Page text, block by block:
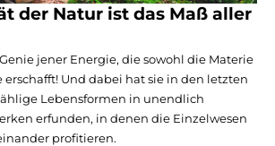
der Natur ist das Maß aller
jener Energie, die sowohl die Materie
erschafft! Und dabei hat sie in den letzten
Lebensformen in unendlich
erfunden, in denen die Einzelwesen
profitieren.